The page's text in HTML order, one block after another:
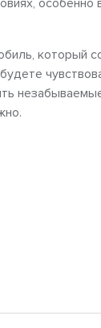
который